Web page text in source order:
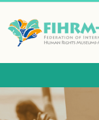
요
츠